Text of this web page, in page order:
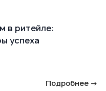
в ритейле:
успеха
Подробнее →